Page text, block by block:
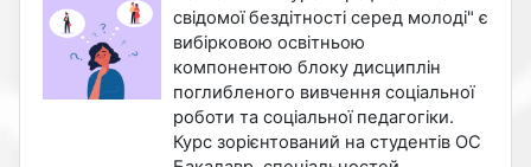
свідомої бездітності серед молоді" є
вибірковою освітньою
компонентою блоку дисциплін
поглибленого вивчення соціальної
роботи та соціальної педагогіки.
Курс зорієнтований на студентів ОС